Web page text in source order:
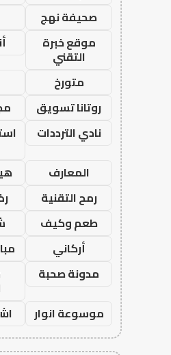
صحيفة نهج
موقع خبرة
التقني
متورخ
روتانا تسويق
نادي الترددات
المعارف
رمح التقنية
طعم وكيف
أركاني
مدونة صحبة
موسوعة انوار